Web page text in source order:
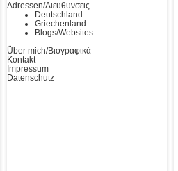
Adressen/Διευθυνσεις
Deutschland
Griechenland
Blogs/Websites
Über mich/Βιογραφικά
Kontakt
Impressum
Datenschutz